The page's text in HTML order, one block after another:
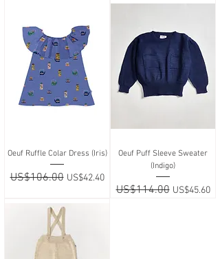
Oeuf Ruffle Colar Dress (Iris)
일반가
US$106.00 할인가
US$42.40
Oeuf Puff Sleeve Sweater
(Indigo)
일반가
US$114.00 할인가
US$45.60